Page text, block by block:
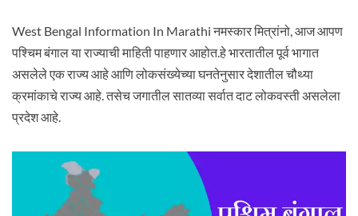
West Bengal Information In Marathi नमस्कार मित्रांनो, आज आपण
पश्चिम बंगाल या राज्याची माहिती पाहणार आहोत.हे भारतातील पूर्व भागात
असलेले एक राज्य आहे आणि लोकसंख्येच्या घनतेनुसार देशातील चौथ्या
क्रमांकाचे राज्य आहे. तसेच जगातील सातव्या सर्वात दाट लोकवस्ती असलेला
प्रदेश आहे.